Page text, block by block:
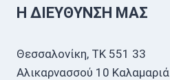
Η ΔΙΕΎΘΥΝΣΗ ΜΑΣ
Θεσσαλονίκη, ΤΚ 551 33
Αλικαρνασσού 10 Καλαμαριά